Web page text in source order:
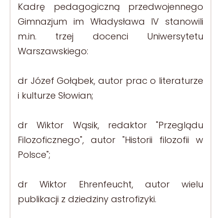
Kadrę pedagogiczną przedwojennego
Gimnazjum im Władysława IV stanowili
m.in. trzej docenci Uniwersytetu
Warszawskiego:
dr Józef Gołąbek, autor prac o literaturze
i kulturze Słowian;
dr Wiktor Wąsik, redaktor "Przeglądu
Filozoficznego", autor "Historii filozofii w
Polsce";
dr Wiktor Ehrenfeucht, autor wielu
publikacji z dziedziny astrofizyki.